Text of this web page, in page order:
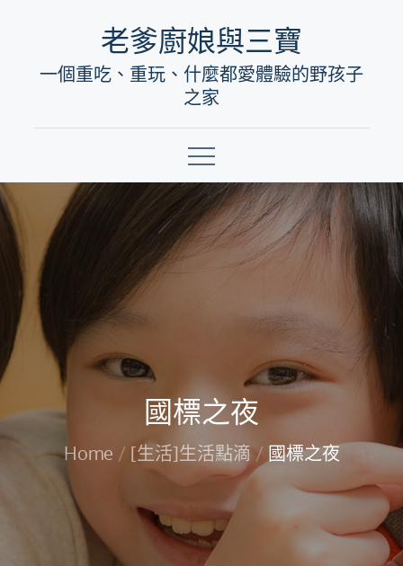
content
老爹廚娘與三寶
一個重吃、重玩、什麼都愛體驗的野孩子
之家
國標之夜
Home [生活]生活點滴 國標之夜